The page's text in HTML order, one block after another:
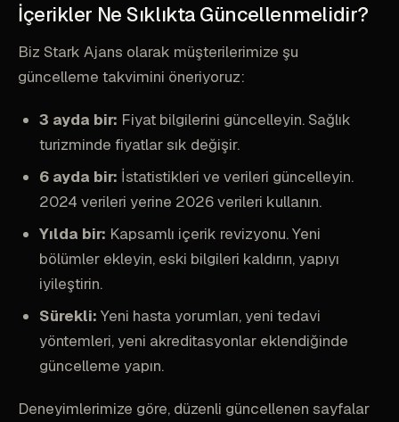
İçerikler Ne Sıklıkta Güncellenmelidir?
Biz Stark Ajans olarak müşterilerimize şu
güncelleme takvimini öneriyoruz:
3 ayda bir: Fiyat bilgilerini güncelleyin. Sağlık
turizminde fiyatlar sık değişir.
6 ayda bir: İstatistikleri ve verileri güncelleyin.
2024 verileri yerine 2026 verileri kullanın.
Yılda bir: Kapsamlı içerik revizyonu. Yeni
bölümler ekleyin, eski bilgileri kaldırın, yapıyı
iyileştirin.
Sürekli: Yeni hasta yorumları, yeni tedavi
yöntemleri, yeni akreditasyonlar eklendiğinde
güncelleme yapın.
Deneyimlerimize göre, düzenli güncellenen sayfalar